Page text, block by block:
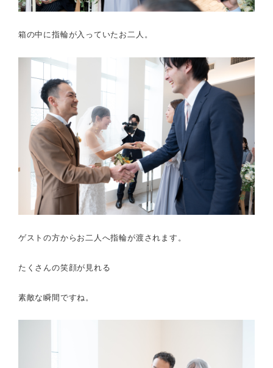
箱の中に指輪が入っていたお二人。
ゲストの方からお二人へ指輪が渡されます。
たくさんの笑顔が見れる
素敵な瞬間ですね。